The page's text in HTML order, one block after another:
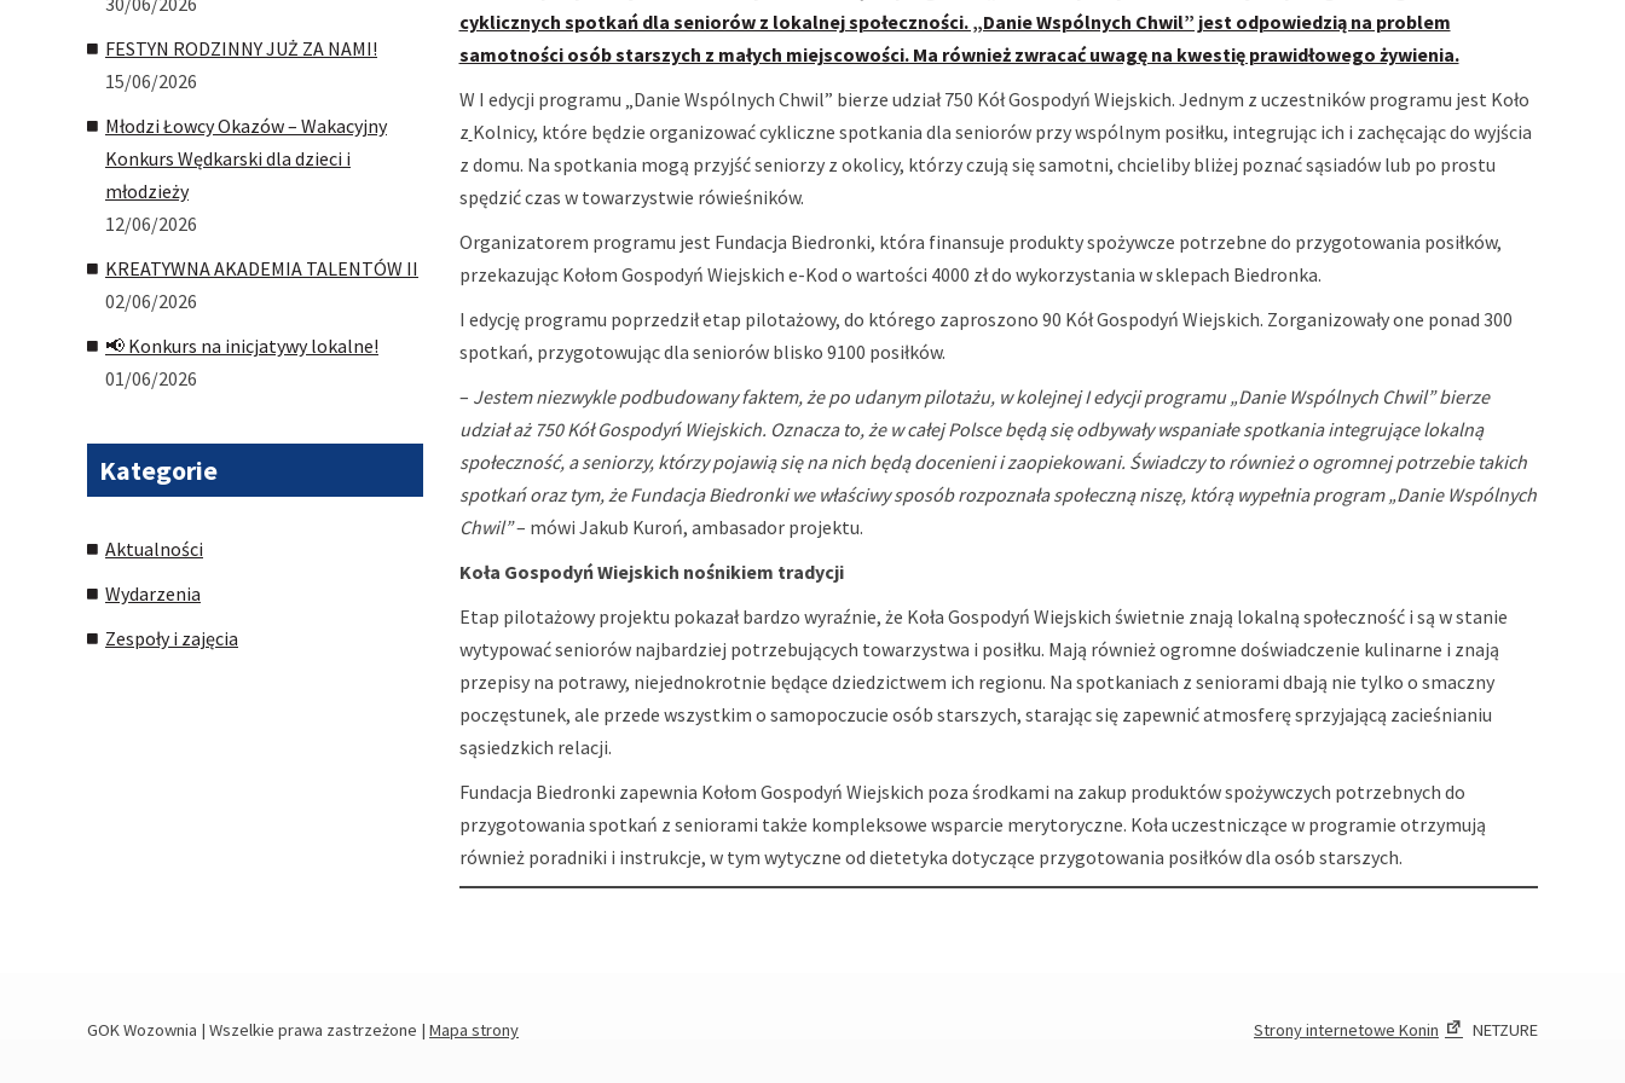
cyklicznych spotkań dla seniorów z lokalnej społeczności. „Danie Wspólnych Chwil” jest odpowiedzią na problem
samotności osób starszych z małych miejscowości. Ma również zwracać uwagę na kwestię prawidłowego żywienia.
W I edycji programu „Danie Wspólnych Chwil” bierze udział 750 Kół Gospodyń Wiejskich. Jednym z uczestników programu jest Koło
z Kolnicy, które będzie organizować cykliczne spotkania dla seniorów przy wspólnym posiłku, integrując ich i zachęcając do wyjścia
z domu. Na spotkania mogą przyjść seniorzy z okolicy, którzy czują się samotni, chcieliby bliżej poznać sąsiadów lub po prostu
spędzić czas w towarzystwie rówieśników.
Organizatorem programu jest Fundacja Biedronki, która finansuje produkty spożywcze potrzebne do przygotowania posiłków,
przekazując Kołom Gospodyń Wiejskich e-Kod o wartości 4000 zł do wykorzystania w sklepach Biedronka.
I edycję programu poprzedził etap pilotażowy, do którego zaproszono 90 Kół Gospodyń Wiejskich. Zorganizowały one ponad 300
spotkań, przygotowując dla seniorów blisko 9100 posiłków.
– Jestem niezwykle podbudowany faktem, że po udanym pilotażu, w kolejnej I edycji programu „Danie Wspólnych Chwil” bierze
udział aż 750 Kół Gospodyń Wiejskich. Oznacza to, że w całej Polsce będą się odbywały wspaniałe spotkania integrujące lokalną
społeczność, a seniorzy, którzy pojawią się na nich będą docenieni i zaopiekowani. Świadczy to również o ogromnej potrzebie takich
spotkań oraz tym, że Fundacja Biedronki we właściwy sposób rozpoznała społeczną niszę, którą wypełnia program „Danie Wspólnych
Chwil”– mówi Jakub Kuroń, ambasador projektu.
Koła Gospodyń Wiejskich nośnikiem tradycji
Etap pilotażowy projektu pokazał bardzo wyraźnie, że Koła Gospodyń Wiejskich świetnie znają lokalną społeczność i są w stanie
wytypować seniorów najbardziej potrzebujących towarzystwa i posiłku. Mają również ogromne doświadczenie kulinarne i znają
przepisy na potrawy, niejednokrotnie będące dziedzictwem ich regionu. Na spotkaniach z seniorami dbają nie tylko o smaczny
poczęstunek, ale przede wszystkim o samopoczucie osób starszych, starając się zapewnić atmosferę sprzyjającą zacieśnianiu
sąsiedzkich relacji.
Fundacja Biedronki zapewnia Kołom Gospodyń Wiejskich poza środkami na zakup produktów spożywczych potrzebnych do
przygotowania spotkań z seniorami także kompleksowe wsparcie merytoryczne. Koła uczestniczące w programie otrzymują
również poradniki i instrukcje, w tym wytyczne od dietetyka dotyczące przygotowania posiłków dla osób starszych.
FESTYN RODZINNY JUŻ ZA NAMI!
15/06/2026
Młodzi Łowcy Okazów – Wakacyjny
Konkurs Wędkarski dla dzieci i
młodzieży
12/06/2026
KREATYWNA AKADEMIA TALENTÓW II
02/06/2026
📢 Konkurs na inicjatywy lokalne!
01/06/2026
Kategorie
Aktualności
Wydarzenia
Zespoły i zajęcia
GOK Wozownia | Wszelkie prawa zastrzeżone | Mapa strony Strony internetowe Konin NETZURE